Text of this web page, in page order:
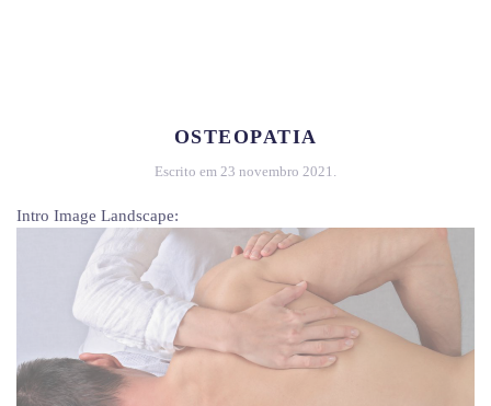
OSTEOPATIA
Escrito em 23 novembro 2021.
Intro Image Landscape: